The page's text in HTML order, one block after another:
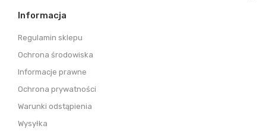
Informacja
Regulamin sklepu
Ochrona środowiska
Informacje prawne
Ochrona prywatności
Warunki odstąpienia
Wysyłka